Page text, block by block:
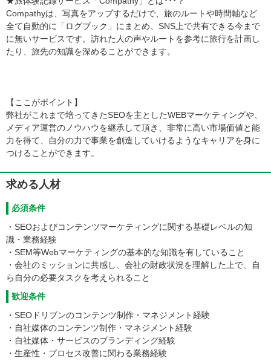
Compathyは、写真をアップするだけで、旅のルートや時間軸など
全て自動的に「ログブック」にまとめ、SNS上で共有できる今まで
に無いサービスです。訪れた人の声やルートを参考に旅行を計画し
たり、旅先の知識を深めることができます。
【ここがポイント】
弊社がこれまで培ってきたSEOを主としたWEBマーケティングや、
メディア運営のノウハウを継承して頂き、非常に高い市場価値と能
力を得て、自分の力で事業を創造していけるようなキャリアを身に
つけることができます。
求める人材
必須条件
・SEOおよびコンテンツマーケティングに関する基礎レベルの知
識・業務経験
・SEM等Webマーケティングの基本的な知識を有していること
・会社のミッションに共感し、会社の財政状況を理解した上で、自
ら自分の必要タスクを考えられること
歓迎条件
・SEOドリブンのコンテンツ制作・マネジメント経験
・自社媒体のコンテンツ制作・マネジメント経験
・自社媒体・サービスのブランディング経験
・生産性・プロセス改善に関わる業務経験